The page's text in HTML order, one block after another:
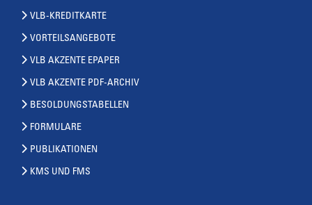
VLB-KREDITKARTE
VORTEILSANGEBOTE
VLB AKZENTE EPAPER
VLB AKZENTE PDF-ARCHIV
BESOLDUNGSTABELLEN
FORMULARE
PUBLIKATIONEN
KMS UND FMS